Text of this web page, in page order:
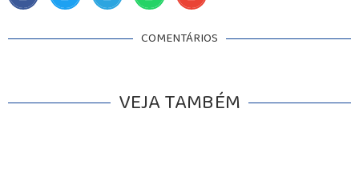
COMENTÁRIOS
VEJA TAMBÉM